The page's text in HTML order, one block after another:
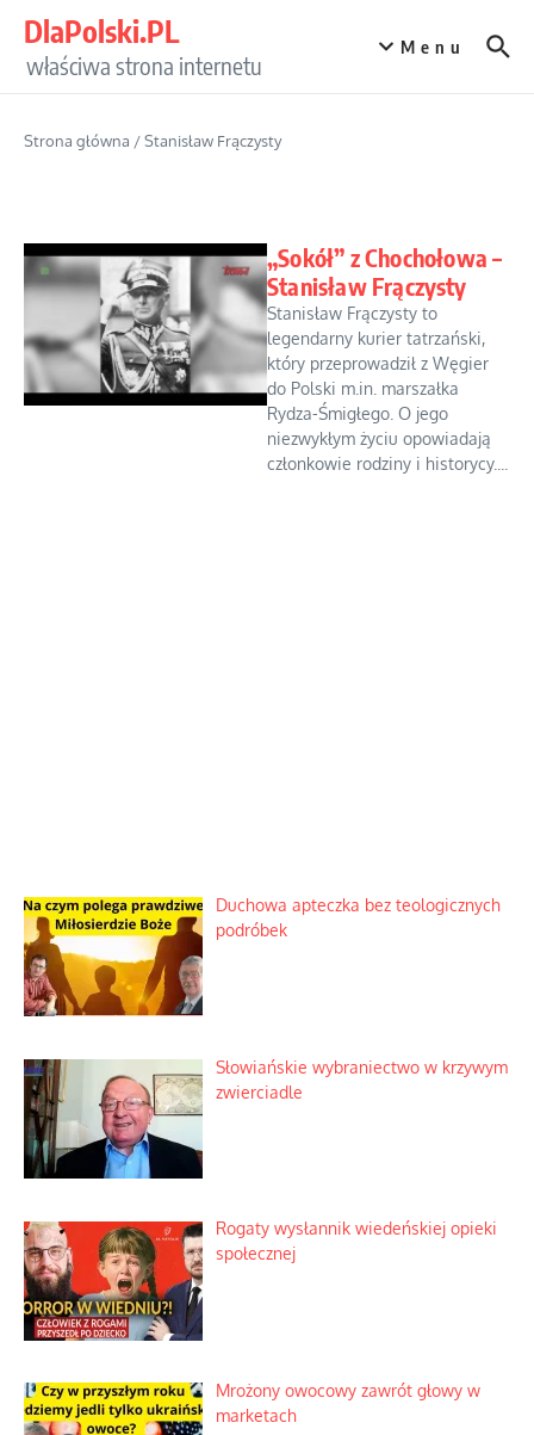
DlaPolski.PL
właściwa strona internetu
Menu
Strona główna /Stanisław Frączysty
„Sokół” z Chochołowa –
Stanisław Frączysty
Stanisław Frączysty to
legendarny kurier tatrzański,
który przeprowadził z Węgier
do Polski m.in. marszałka
Rydza-Śmigłego. O jego
niezwykłym życiu opowiadają
członkowie rodziny i historycy....
Duchowa apteczka bez teologicznych
podróbek
Słowiańskie wybraniectwo w krzywym
zwierciadle
Rogaty wysłannik wiedeńskiej opieki
społecznej
Mrożony owocowy zawrót głowy w
marketach